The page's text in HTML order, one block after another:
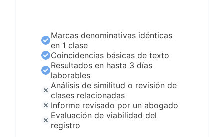
Marcas denominativas idénticas
en 1 clase
Coincidencias básicas de texto
Resultados en hasta 3 días
laborables
Análisis de similitud o revisión de
clases relacionadas
Informe revisado por un abogado
Evaluación de viabilidad del
registro